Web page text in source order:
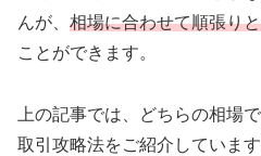
んが、 相場に合わせて順張り
ことができます。
上の記事では、どちらの相場
取引攻略法をご紹介しています